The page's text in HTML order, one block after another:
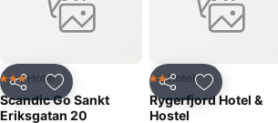
CondividiAggiungi ai preferiti
3 StelleHotel
Scandic Go Sankt
Eriksgatan 20
CondividiAggiungi
2 Stelle
Hotel
Rygerfjord Hotel &
Hostel